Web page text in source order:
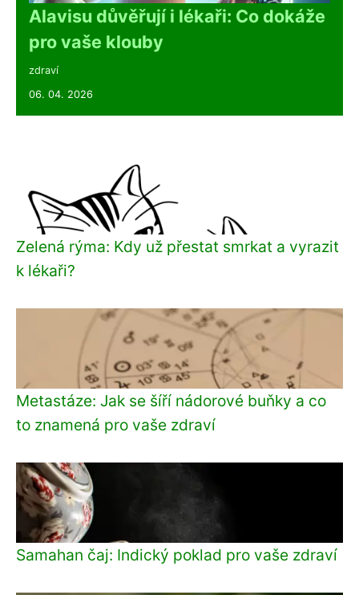
Alavisu důvěřují i lékaři: Co dokáže
pro vaše klouby
zdraví
06. 04. 2026
Zelená rýma: Kdy už přestat smrkat a vyrazit
k lékaři?
Metastáze: Jak se šíří nádorové buňky a co
to znamená pro vaše zdraví
Samahan čaj: Indický poklad pro vaše zdraví